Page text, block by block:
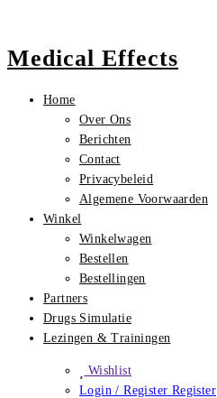
Medical Effects
Home
Over Ons
Berichten
Contact
Privacybeleid
Algemene Voorwaarden
Winkel
Winkelwagen
Bestellen
Bestellingen
Partners
Drugs Simulatie
Lezingen & Trainingen
Wishlist
Login / Register Register